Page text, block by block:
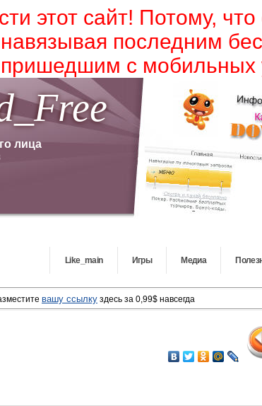
этот сайт! Потому,
последним
с мобильных
лица
Like_main Игры Медиа
вашу ссылку здесь за 0,99$ навсегда